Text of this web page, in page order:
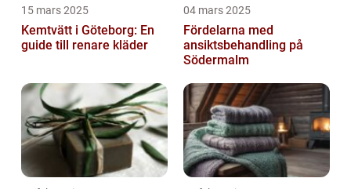
15 mars 2025
Kemtvätt i Göteborg: En
guide till renare kläder
04 mars 2025
Fördelarna med
ansiktsbehandling på
Södermalm